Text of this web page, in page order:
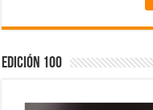
Edición 100